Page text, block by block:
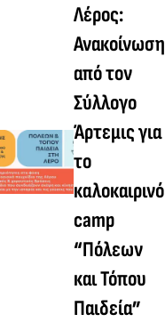
Λέρος:
Ανακοίνωση
από τον
Σύλλογο
Άρτεμις για
το
καλοκαιρινό
camp
“Πόλεων
και Τόπου
Παιδεία”